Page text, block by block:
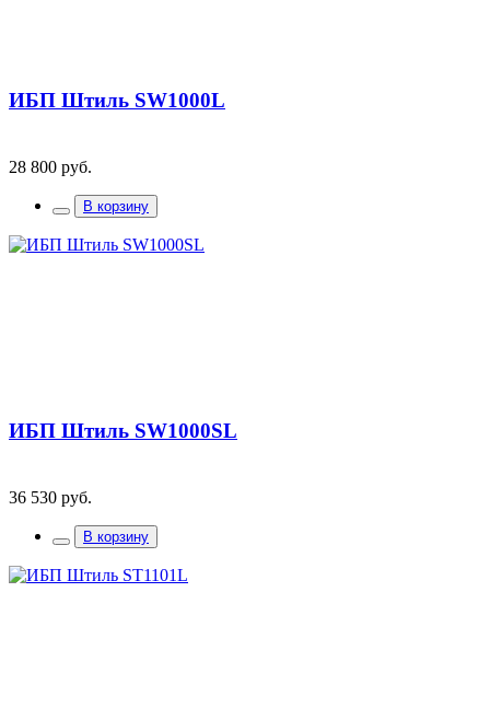
ИБП Штиль SW1000L
28 800 руб.
В корзину
ИБП Штиль SW1000SL
36 530 руб.
В корзину